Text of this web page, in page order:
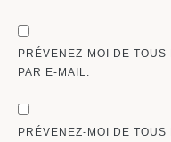
PRÉVENEZ-MOI DE
PAR E-MAIL.
PRÉVENEZ-MOI DE